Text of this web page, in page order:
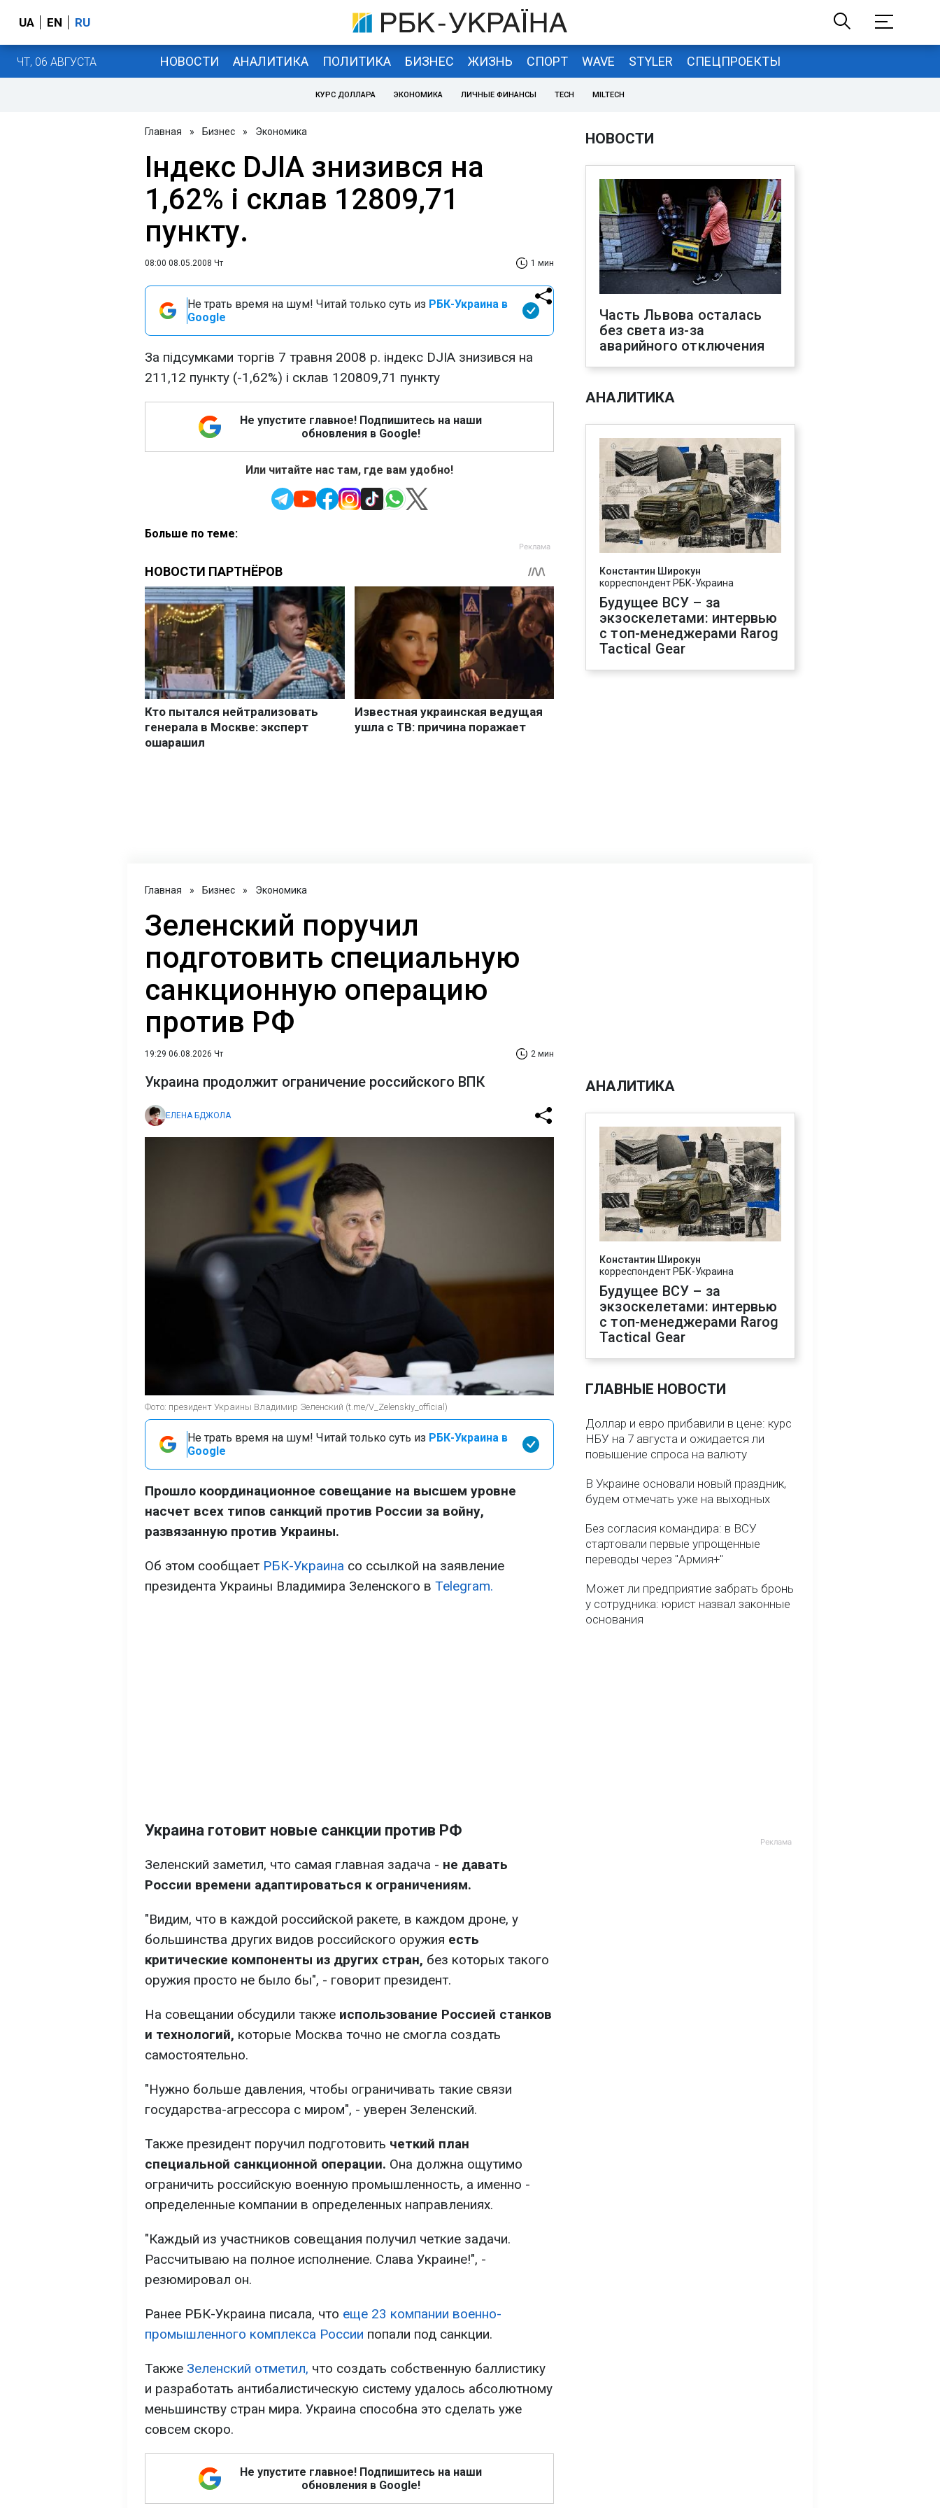
UA EN RU
ЧТ, 06 АВГУСТА НОВОСТИ АНАЛИТИКА ПОЛИТИКА БИЗНЕС ЖИЗНЬ СПОРТ WAVE STYLER СПЕЦПРОЕКТЫ
КУРС ДОЛЛАРА ЭКОНОМИКА ЛИЧНЫЕ ФИНАНСЫ TECH MILTECH
Главная » Бизнес » Экономика
Індекс DJIA знизився на
1,62% і склав 12809,71
пункту.
08:00 08.05.2008 Чт 1 мин
Не трать время на шум! Читай только суть из РБК-Украина в
Google
За підсумками торгів 7 травня 2008 р. індекс DJIA знизився на
211,12 пункту (-1,62%) і склав 120809,71 пункту
Не упустите главное! Подпишитесь на наши
обновления в Google!
Или читайте нас там, где вам удобно!
Больше по теме:
НОВОСТИ
Часть Львова осталась
без света из-за
аварийного отключения
АНАЛИТИКА
Константин Широкун
корреспондент РБК-Украина
Будущее ВСУ – за
экзоскелетами: интервью
с топ-менеджерами Rarog
Tactical Gear
Главная » Бизнес » Экономика
Зеленский поручил
подготовить специальную
санкционную операцию
против РФ
19:29 06.08.2026 Чт 2 мин
Украина продолжит ограничение российского ВПК
ЕЛЕНА БДЖОЛА
Фото: президент Украины Владимир Зеленский (t.me/V_Zelenskiy_official)
Не трать время на шум! Читай только суть из РБК-Украина в
Google
Прошло координационное совещание на высшем уровне
насчет всех типов санкций против России за войну,
развязанную против Украины.
Об этом сообщает РБК-Украина со ссылкой на заявление
президента Украины Владимира Зеленского в Telegram.
Украина готовит новые санкции против РФ
Зеленский заметил, что самая главная задача - не давать
России времени адаптироваться к ограничениям.
"Видим, что в каждой российской ракете, в каждом дроне, у
большинства других видов российского оружия есть
критические компоненты из других стран, без которых такого
оружия просто не было бы", - говорит президент.
На совещании обсудили также использование Россией станков
и технологий, которые Москва точно не смогла создать
самостоятельно.
"Нужно больше давления, чтобы ограничивать такие связи
государства-агрессора с миром", - уверен Зеленский.
Также президент поручил подготовить четкий план
специальной санкционной операции. Она должна ощутимо
ограничить российскую военную промышленность, а именно -
определенные компании в определенных направлениях.
"Каждый из участников совещания получил четкие задачи.
Рассчитываю на полное исполнение. Слава Украине!", -
резюмировал он.
Ранее РБК-Украина писала, что еще 23 компании военно-
промышленного комплекса России попали под санкции.
Также Зеленский отметил, что создать собственную баллистику
и разработать антибалистическую систему удалось абсолютному
меньшинству стран мира. Украина способна это сделать уже
совсем скоро.
Не упустите главное! Подпишитесь на наши
обновления в Google!
АНАЛИТИКА
Константин Широкун
корреспондент РБК-Украина
Будущее ВСУ – за
экзоскелетами: интервью
с топ-менеджерами Rarog
Tactical Gear
ГЛАВНЫЕ НОВОСТИ
Доллар и евро прибавили в цене: курс
НБУ на 7 августа и ожидается ли
повышение спроса на валюту
В Украине основали новый праздник,
будем отмечать уже на выходных
Без согласия командира: в ВСУ
стартовали первые упрощенные
переводы через "Армия+"
Может ли предприятие забрать бронь
у сотрудника: юрист назвал законные
основания